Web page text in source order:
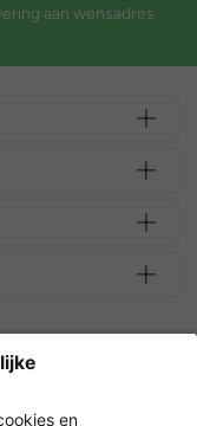
aan wensadres